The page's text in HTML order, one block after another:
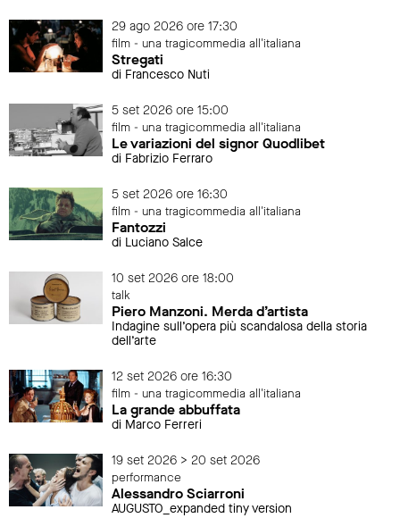
29 ago 2026 ore 17:30
film - una tragicommedia all'italiana
Stregati
di Francesco Nuti
5 set 2026 ore 15:00
film - una tragicommedia all'italiana
Le variazioni del signor Quodlibet
di Fabrizio Ferraro
5 set 2026 ore 16:30
film - una tragicommedia all'italiana
Fantozzi
di Luciano Salce
10 set 2026 ore 18:00
talk
Piero Manzoni. Merda d’artista
Indagine sull’opera più scandalosa della storia
dell’arte
12 set 2026 ore 16:30
film - una tragicommedia all'italiana
La grande abbuffata
di Marco Ferreri
19 set 2026 > 20 set 2026
performance
Alessandro Sciarroni
AUGUSTO_expanded tiny version